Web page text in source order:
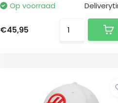
Op voorraad
€45,95